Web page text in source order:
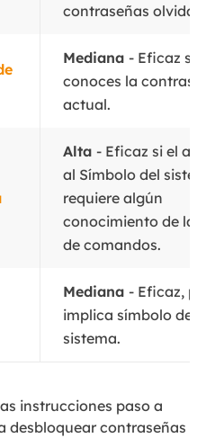
contraseñas
Mediana - Eficaz si
conoces la
actual.
Alta - Eficaz si el
al Símbolo del
requiere algún
conocimiento de la
de comandos.
Mediana - Eficaz,
implica símbolo del
sistema.
instrucciones paso a
desbloquear contraseñas